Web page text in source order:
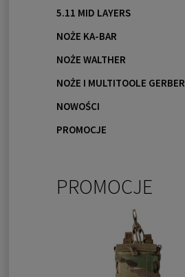
5.11 MID LAYERS
NOŻE KA-BAR
NOŻE WALTHER
NOŻE I MULTITOOLE GERBER
NOWOŚCI
PROMOCJE
PROMOCJE